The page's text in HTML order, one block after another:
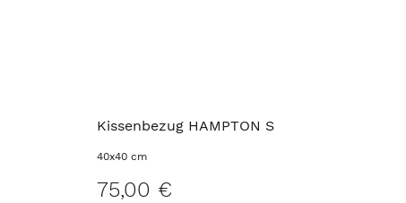
Kissenbezug HAMPTON S
40x40 cm
75,00 €